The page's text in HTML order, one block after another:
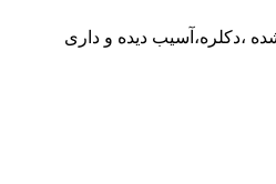
،دکلره،آسیب دیده و داری